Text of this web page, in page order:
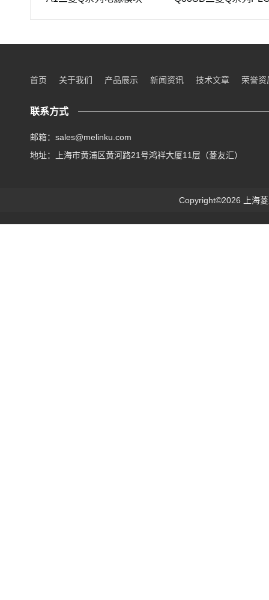
首页 关于我们 产品展示 新闻资讯 技术文章 荣誉资
联系方式
邮箱：sales@melinku.com
地址：上海市黄浦区黄河路21号鸿祥大厦11层（菱友汇）
Copyright©2026 上海